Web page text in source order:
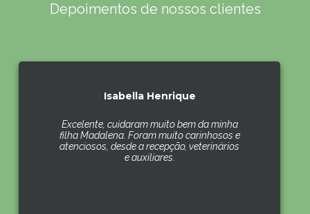
Depoimentos de nossos clientes
Isabella Henrique
Excelente, cuidaram muito bem da minha
filha Madalena. Foram muito carinhosos e
atenciosos, desde a recepção, veterinários
e auxiliares.